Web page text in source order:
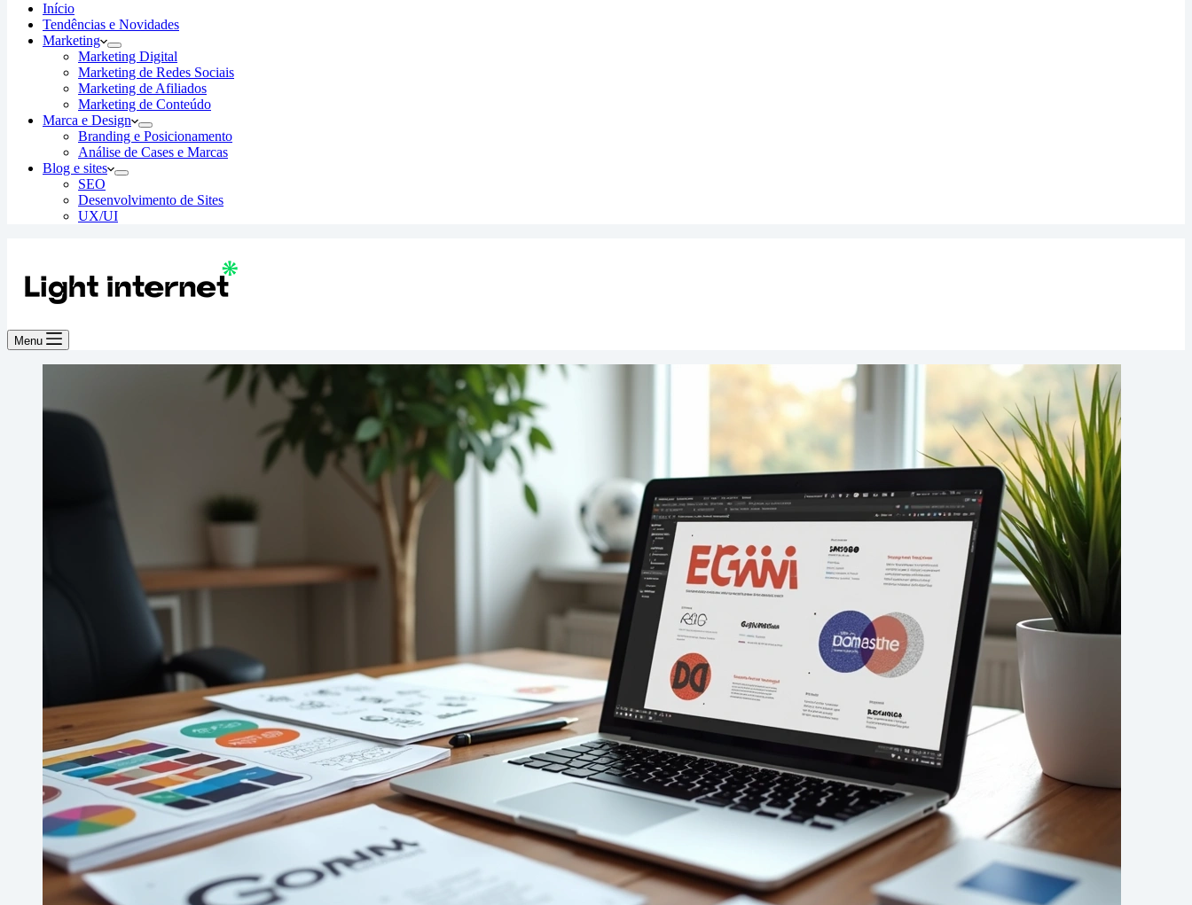
Início
Tendências e Novidades
Marketing
Marketing Digital
Marketing de Redes Sociais
Marketing de Afiliados
Marketing de Conteúdo
Marca e Design
Branding e Posicionamento
Análise de Cases e Marcas
Blog e sites
SEO
Desenvolvimento de Sites
UX/UI
Menu